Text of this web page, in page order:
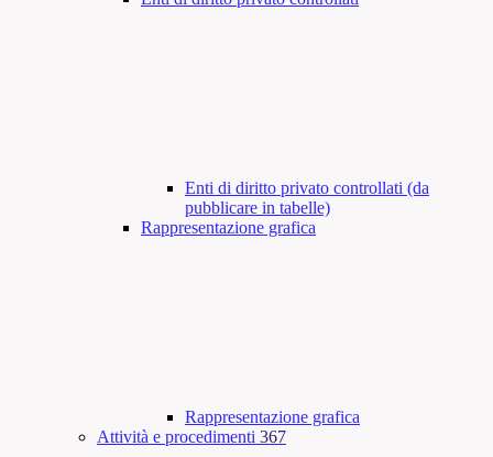
Enti di diritto privato controllati (da
pubblicare in tabelle)
Rappresentazione grafica
Rappresentazione grafica
Attività e procedimenti 367